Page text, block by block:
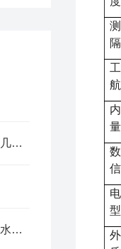
RBR潮位仪使用效果可以从以下几个方面来评价
RBR潮位仪用于长期监测潮汐、水位变化及水压